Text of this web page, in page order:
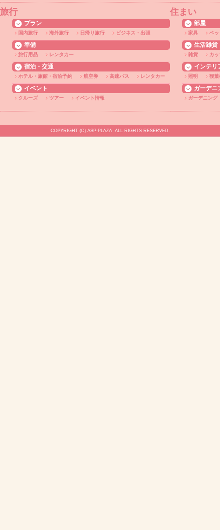
旅行
プラン
国内旅行 海外旅行 日帰り旅行 ビジネス・出張
準備
旅行用品 レンタカー
宿泊・交通
ホテル・旅館・宿泊予約 航空券 高速バス レンタカー
イベント
クルーズ ツアー イベント情報
住まい
部屋
家具 ベッ
生活雑貨
雑貨 カッ
インテリ
照明 観葉
ガーデニ
ガーデニング
COPYRIGHT (C) ASP-PLAZA .ALL RIGHTS RESERVED.